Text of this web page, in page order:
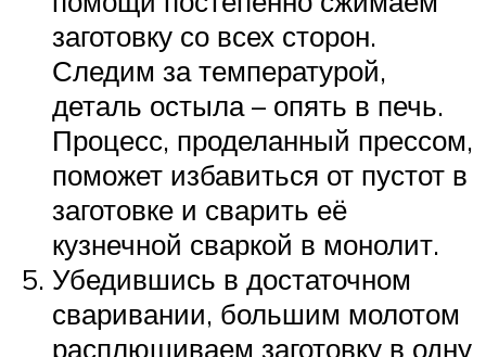
заготовку со всех сторон.
Следим за температурой,
деталь остыла – опять в печь.
Процесс, проделанный прессом,
поможет избавиться от пустот в
заготовке и сварить её
кузнечной сваркой в монолит.
Убедившись в достаточном
сваривании, большим молотом
расплющиваем заготовку в одну